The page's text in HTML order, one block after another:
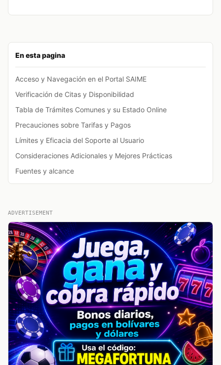
En esta pagina
Acceso y Navegación en el Portal SAIME
Verificación de Citas y Disponibilidad
Tabla de Trámites Comunes y su Estado Online
Precauciones sobre Tarifas y Pagos
Límites y Eficacia del Soporte al Usuario
Consideraciones Adicionales y Mejores Prácticas
Fuentes y alcance
ADVERTISEMENT